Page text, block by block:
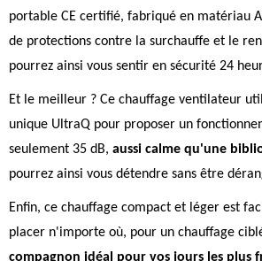
portable CE certifié, fabriqué en matériau
de protections contre la surchauffe et le
pourrez ainsi vous sentir en sécurité 24
Et le meilleur ? Ce chauffage ventilateur
unique UltraQ pour proposer un
seulement 35 dB, aussi calme qu'une
pourrez ainsi vous détendre sans être
Enfin, ce chauffage compact et léger est
placer n'importe où, pour un chauffage
compagnon idéal pour vos jours les plus